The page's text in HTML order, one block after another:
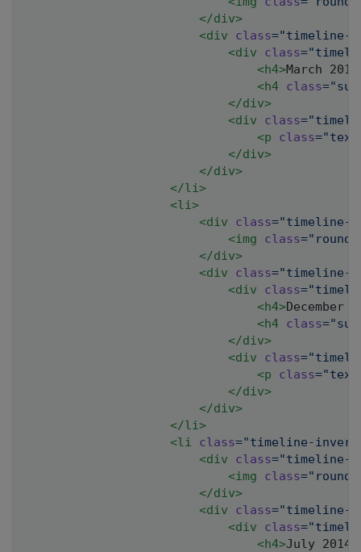
</div>
<div class="timeline-
<div class="
<h4>March 2011
<h4 class="
</div>
<div class="
<p class="
</div>
</div>
</li>
<li>
<div class="timeline-
<img class="
</div>
<div class="timeline-
<div class="
<h4>December
<h4 class="
</div>
<div class="
<p class="
</div>
</div>
</li>
<li class="timeline-
<div class="timeline-
<img class="
</div>
<div class="timeline-
<div class="
<h4>July 2014